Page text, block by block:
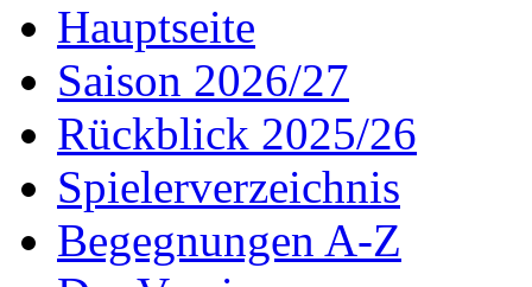
Hauptseite
Saison 2026/27
Rückblick 2025/26
Spielerverzeichnis
Begegnungen A-Z